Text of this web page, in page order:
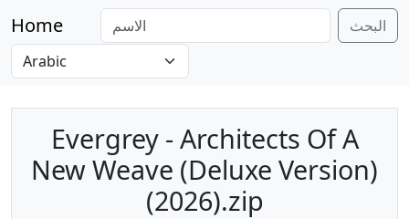
Home البحث
Evergrey - Architects Of A
New Weave (Deluxe Version)
(2026).zip